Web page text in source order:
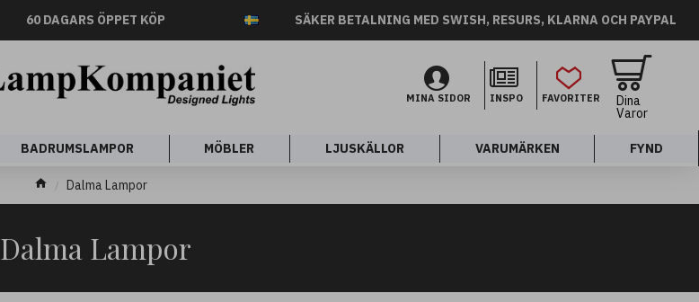
60 DAGARS ÖPPET KÖP SÄKER BETALNING MED SWISH, RESURS, KLARNA OCH PAYPAL
MINA SIDOR INSPO FAVORITER Dina
Varor
BADRUMSLAMPOR MÖBLER LJUSKÄLLOR VARUMÄRKEN FYND
Dalma Lampor
Dalma Lampor